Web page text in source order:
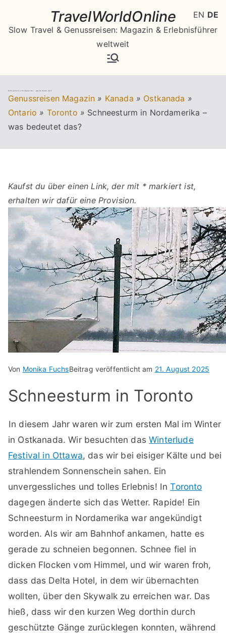
springen
TravelWorldOnline
Slow Travel & Genussreisen: Magazin & Erlebnisführer
weltweit
Schneesturm in Nordamerika – was bedeutet das?
Genussreisen Magazin » Kanada » Ostkanada »
Ontario » Toronto » Schneesturm in Nordamerika –
was bedeutet das?
Kaufst du über einen Link, der mit * markiert ist,
erhalten wir dafür eine Provision.
Von Monika FuchsBeitrag veröffentlicht am 21. August 2025
Schneesturm in Toronto
In diesem Jahr waren wir zum ersten Mal im Winter
in Ostkanada. Wir besuchten dasWinterlude
Festival in Ottawa, das wir bei eisiger Kälte und bei
strahlendem Sonnenschein sahen. Ein
unvergessliches und tolles Erlebnis! InToronto
dagegen änderte sich das Wetter. Rapide! Ein
Schneesturm in Nordamerika war angekündigt
worden. Als wir am Bahnhof ankamen, hatte es
gerade zu schneien begonnen. Schnee fiel in
dicken Flocken vom Himmel, und wir waren froh,
dass das Delta Hotel, in dem wir übernachten
wollten, über den Skywalk zu erreichen war. Das
hieß, dass wir den kurzen Weg dorthin durch
geschützte Gänge zurücklegen konnten, während
EN DE